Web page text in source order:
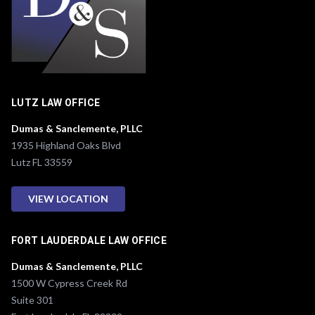
LUTZ LAW OFFICE
Dumas & Sanclemente, PLLC
1935 Highland Oaks Blvd
Lutz FL 33559
VIEW LOCATION
FORT LAUDERDALE LAW OFFICE
Dumas & Sanclemente, PLLC
1500 W Cypress Creek Rd
Suite 301